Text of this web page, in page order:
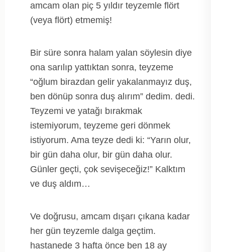
amcam olan piç 5 yıldır teyzemle flört
(veya flört) etmemiş!
Bir süre sonra halam yalan söylesin diye
ona sarılıp yattıktan sonra, teyzeme
“oğlum birazdan gelir yakalanmayız duş,
ben dönüp sonra duş alırım” dedim. dedi.
Teyzemi ve yatağı bırakmak
istemiyorum, teyzeme geri dönmek
istiyorum. Ama teyze dedi ki: “Yarın olur,
bir gün daha olur, bir gün daha olur.
Günler geçti, çok sevişeceğiz!” Kalktım
ve duş aldım…
Ve doğrusu, amcam dışarı çıkana kadar
her gün teyzemle dalga geçtim.
hastanede 3 hafta önce ben 18 ay